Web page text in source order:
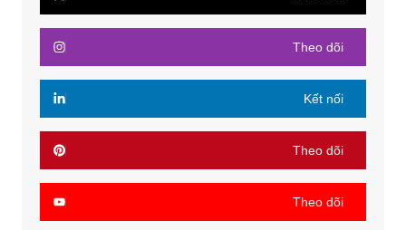
Theo dõi
Kết nối
Theo dõi
Theo dõi